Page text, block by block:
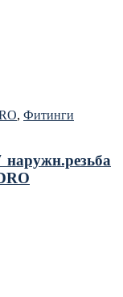
, Фитинги
наружн.резьба